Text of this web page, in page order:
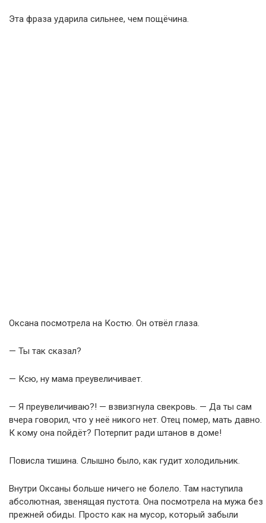
Эта фраза ударила сильнее, чем пощёчина.
Оксана посмотрела на Костю. Он отвёл глаза.
— Ты так сказал?
— Ксю, ну мама преувеличивает.
— Я преувеличиваю?! — взвизгнула свекровь. — Да ты сам
вчера говорил, что у неё никого нет. Отец помер, мать давно.
К кому она пойдёт? Потерпит ради штанов в доме!
Повисла тишина. Слышно было, как гудит холодильник.
Внутри Оксаны больше ничего не болело. Там наступила
абсолютная, звенящая пустота. Она посмотрела на мужа без
прежней обиды. Просто как на мусор, который забыли